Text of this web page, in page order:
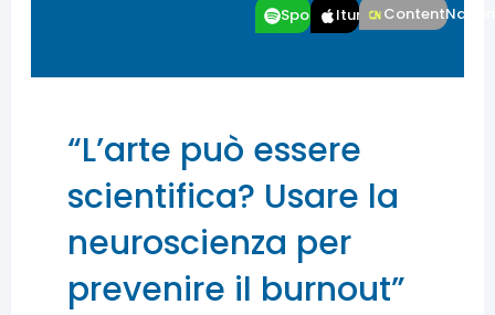
SpotfiyItunesContentNation
“L’arte può essere
scientifica? Usare la
neuroscienza per
prevenire il burnout”